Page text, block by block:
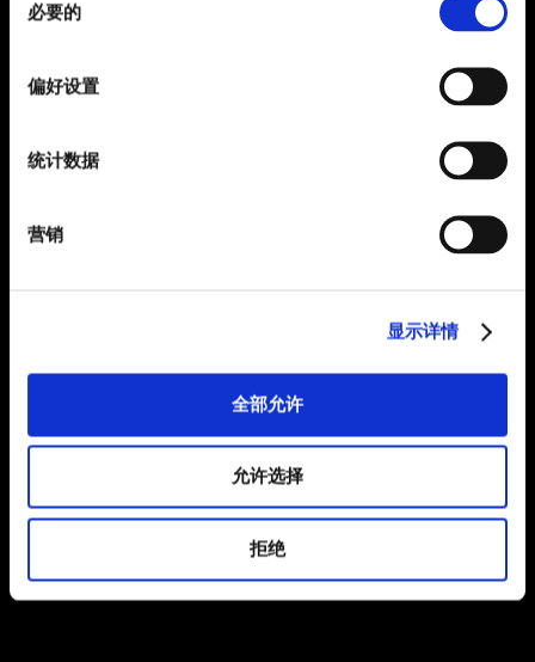
必要的
偏好设置
统计数据
营销
显示详情
全部允许
允许选择
拒绝